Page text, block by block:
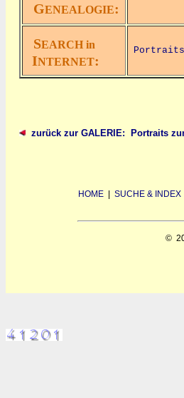
GENEALOGIE:
SEARCH in
INTERNET:
Portraits
zurück zur GALERIE: Portraits
HOME SUCHE & INDEX
©